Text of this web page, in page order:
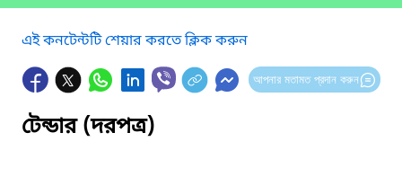
এই কনটেন্টটি শেয়ার করতে ক্লিক করুন
আপনার মতামত প্রদান করুন
টেন্ডার (দরপত্র)